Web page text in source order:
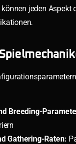
jeden
Breeding-
Gathering-Raten: